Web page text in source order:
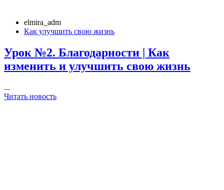
elmira_adm
Как улучшить свою жизнь
Урок №2. Благодарности | Как
изменить и улучшить свою жизнь
...
Читать новость